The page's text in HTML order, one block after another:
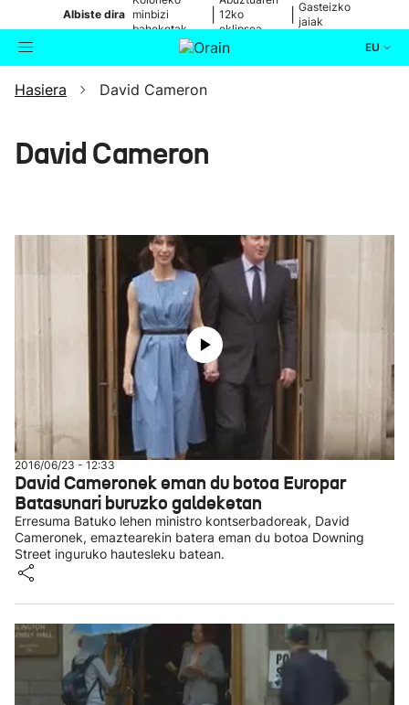
Albiste dira minbizi
baheketak
12ko
eklipsea
Gasteizko
jaiak
EU
Bilatzailea Aktualitatea
Ikusmiran
Eguraldia
Hasiera David Cameron
David Cameron
2016/06/23 - 12:33
David Cameronek eman du botoa Europar
Batasunari buruzko galdeketan
Erresuma Batuko lehen ministro kontserbadoreak, David
Cameronek, emaztearekin batera eman du botoa Downing
Street inguruko hautesleku batean.